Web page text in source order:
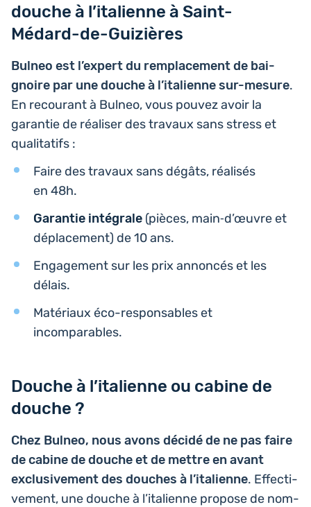
douche à l’italienne à Saint-
Médard-de-Guizières
Bulneo est l’ex­pert du rem­pla­ce­ment de bai­
gnoire par une douche à l’i­ta­lienne sur-mesure.
En recou­rant à Bulneo, vous pouvez avoir la
garan­tie de réa­li­ser des travaux sans stress et
qualitatifs :
Faire des travaux sans dégâts, réa­li­sés
en 48h.
Garan­tie inté­grale (pièces, main‑d’œuvre et
dépla­ce­ment) de 10 ans.
Enga­ge­ment sur les prix annon­cés et les
délais.
Maté­riaux éco-res­pon­sables et
incomparables.
Douche à l’italienne ou cabine de
douche ?
Chez Bulneo, nous avons décidé de ne pas faire
de cabine de douche et de mettre en avant
exclu­si­ve­ment des douches à l’i­ta­lienne. Effec­ti­
ve­ment, une douche à l’i­ta­lienne propose de nom­